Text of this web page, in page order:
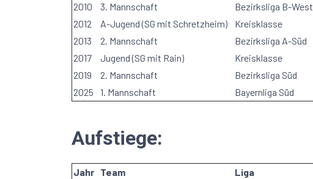
2010
3. Mannschaft
Bezirksliga B-West
2012
A-Jugend (SG mit Schretzheim)
Kreisklasse
2013
2. Mannschaft
Bezirksliga A-Süd
2017
Jugend (SG mit Rain)
Kreisklasse
2019
2. Mannschaft
Bezirksliga Süd
2025
1. Mannschaft Bayernliga Süd
Aufstiege:
Jahr Team
Liga